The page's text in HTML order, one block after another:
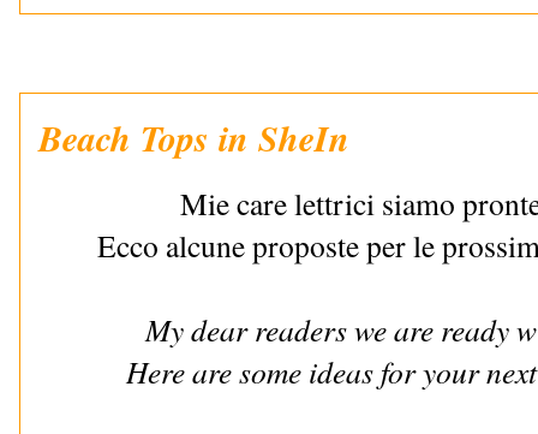
Beach Tops in SheIn
Mie care lettrici siamo
Ecco alcune proposte per le
My dear readers we are ready
Here are some ideas for your